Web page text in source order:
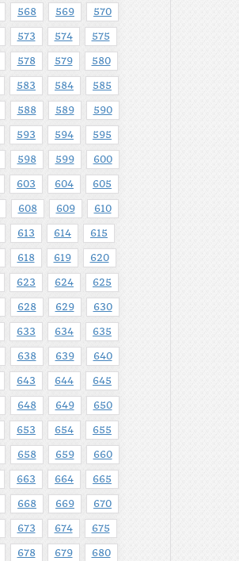
568 569 570
573 574 575
578 579 580
583 584 585
588 589 590
593 594 595
598 599 600
603 604 605
608 609 610
613 614 615
618 619 620
623 624 625
628 629 630
633 634 635
638 639 640
643 644 645
648 649 650
653 654 655
658 659 660
663 664 665
668 669 670
673 674 675
678 679 680